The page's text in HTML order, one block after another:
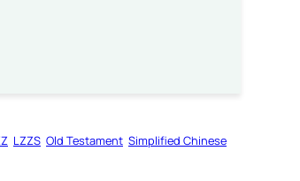
LZZS Old Testament Simplified Chinese